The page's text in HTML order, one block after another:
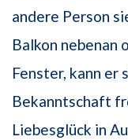
andere Person
Balkon nebenan
Fenster, kann er
Bekanntschaft
Liebesglück in